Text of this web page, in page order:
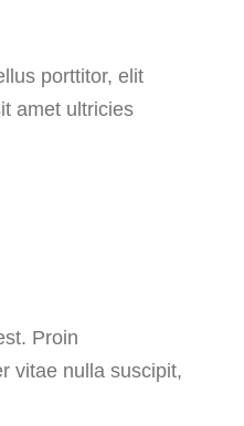
porttitor, elit
amet ultricies
Proin
vitae nulla suscipit,